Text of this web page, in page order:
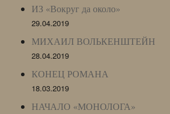
ИЗ «Вокруг да около»
29.04.2019
МИХАИЛ ВОЛЬКЕНШТЕЙН
28.04.2019
КОНЕЦ РОМАНА
18.03.2019
НАЧАЛО «МОНОЛОГА»